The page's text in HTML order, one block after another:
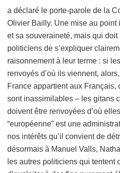
a déclaré le porte-parole de la
Olivier Bailly. Une mise au point
et sa souveraineté, mais qui
politiciens de s’expliquer
raisonnement à leur terme : si
renvoyés d’où ils viennent,
France appartient aux
sont inassimilables – les gitans
doivent être renvoyées d’où
“européenne” est une
nos intérêts qu’il convient de
désormais à Manuel Valls,
les autres politiciens qui tentent